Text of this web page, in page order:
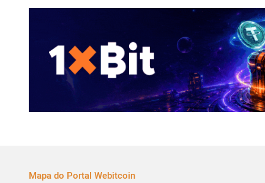
Mapa do Portal Webitcoin